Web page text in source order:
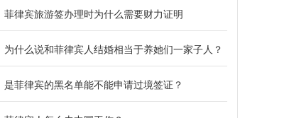
菲律宾旅游签办理时为什么需要财力证明
为什么说和菲律宾人结婚相当于养她们一家子人？
是菲律宾的黑名单能不能申请过境签证？